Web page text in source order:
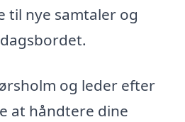
til nye samtaler og
og leder efter
at håndtere dine